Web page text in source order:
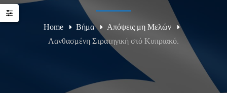
Home Βήμα
Απόψεις μη Μελών
Λανθασμένη Στρατηγική στό Κυπριακό.